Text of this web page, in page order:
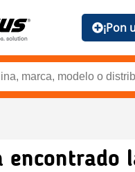
¡Pon
encontrado